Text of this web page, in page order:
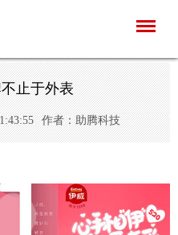
止于外表
作者：助腾科技